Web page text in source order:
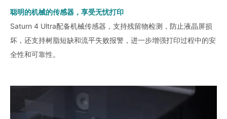
聪明的机械的传感器，享受无忧打印
Saturn 4 Ultra配备机械传感器，支持残留物检测，防止液晶屏损
坏，还支持树脂短缺和流平失败报警，进一步增强打印过程中的安
全性和可靠性。